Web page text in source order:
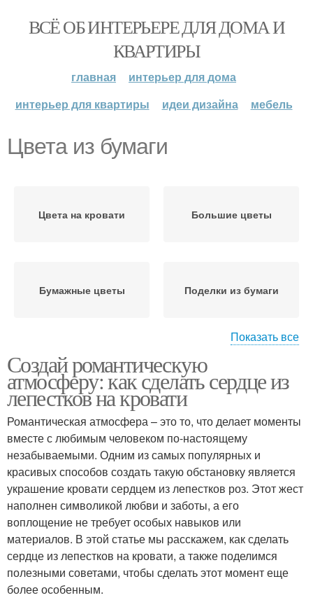
ВСЁ ОБ ИНТЕРЬЕРЕ ДЛЯ ДОМА И
КВАРТИРЫ
главная
интерьер для дома
интерьер для квартиры
идеи дизайна мебель
Цвета из бумаги
Цвета на кровати Большие цветы
Бумажные цветы Поделки из бумаги
Коробочки с цветами Гофрированные цветы
Объемные цветы
Цвета из сосновых
шишек
Поделки из цветной
бумаги
Ориги из бумаги
Зайчик из бумаги
Показать все
Создай романтическую
атмосферу: как сделать сердце из
лепестков на кровати
Романтическая атмосфера – это то, что делает моменты
вместе с любимым человеком по-настоящему
незабываемыми. Одним из самых популярных и
красивых способов создать такую обстановку является
украшение кровати сердцем из лепестков роз. Этот жест
наполнен символикой любви и заботы, а его
воплощение не требует особых навыков или
материалов. В этой статье мы расскажем, как сделать
сердце из лепестков на кровати, а также поделимся
полезными советами, чтобы сделать этот момент еще
более особенным.